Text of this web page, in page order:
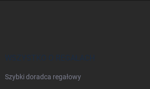
WSZYSTKO O REGAŁACH
Szybki doradca regałowy